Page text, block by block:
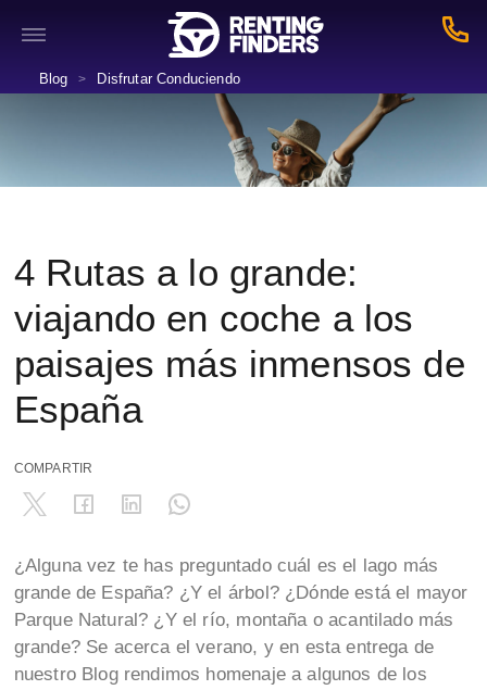
Blog > Disfrutar Conduciendo
4 Rutas a lo grande:
viajando en coche a los
paisajes más inmensos de
España
COMPARTIR
¿Alguna vez te has preguntado cuál es el lago más
grande de España? ¿Y el árbol? ¿Dónde está el mayor
Parque Natural? ¿Y el río, montaña o acantilado más
grande? Se acerca el verano, y en esta entrega de
nuestro Blog rendimos homenaje a algunos de los